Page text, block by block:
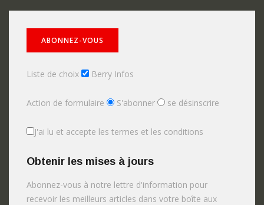
Liste de choix Berry Infos
Action de formulaire S'abonner se désinscrire
J'ai lu et accepte les termes et les conditions
Obtenir les mises à jours
Abonnez-vous à notre lettre d'information pour
recevoir les meilleurs articles dans votre boîte aux